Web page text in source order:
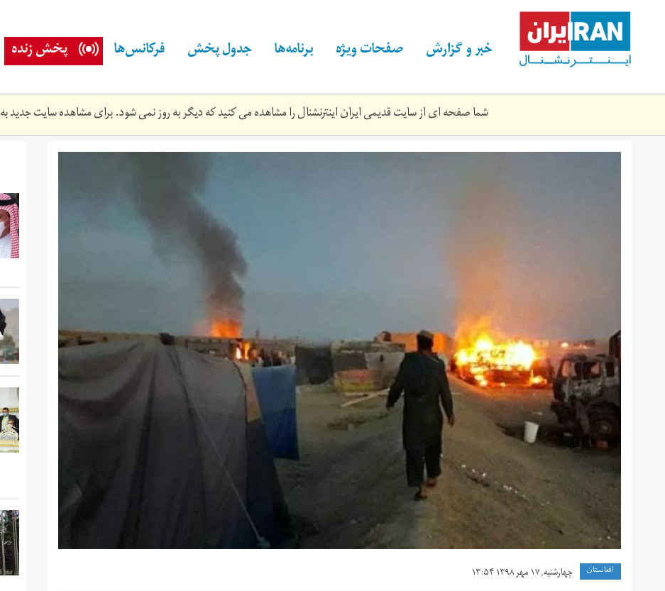
content خبر و گزارش صفحات ویژه برنامه‌ها جدول پخش فرکانس‌ها پخش زنده
شما صفحه ای از سایت قدیمی ایران اینترنشنال را مشاهده می کنید که دیگر به روز نمی شود. برای مشاهده سایت جدید به
18023-
افغانستان چهارشنبه, ۱۷ مهر ۱۳۹۸ ۱۳:۵۴